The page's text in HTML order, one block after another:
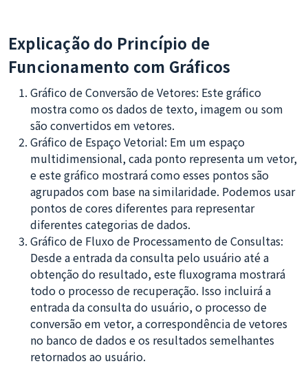
Explicação do Princípio de
Funcionamento com Gráficos
Gráfico de Conversão de Vetores: Este gráfico
mostra como os dados de texto, imagem ou som
são convertidos em vetores.
Gráfico de Espaço Vetorial: Em um espaço
multidimensional, cada ponto representa um vetor,
e este gráfico mostrará como esses pontos são
agrupados com base na similaridade. Podemos usar
pontos de cores diferentes para representar
diferentes categorias de dados.
Gráfico de Fluxo de Processamento de Consultas:
Desde a entrada da consulta pelo usuário até a
obtenção do resultado, este fluxograma mostrará
todo o processo de recuperação. Isso incluirá a
entrada da consulta do usuário, o processo de
conversão em vetor, a correspondência de vetores
no banco de dados e os resultados semelhantes
retornados ao usuário.